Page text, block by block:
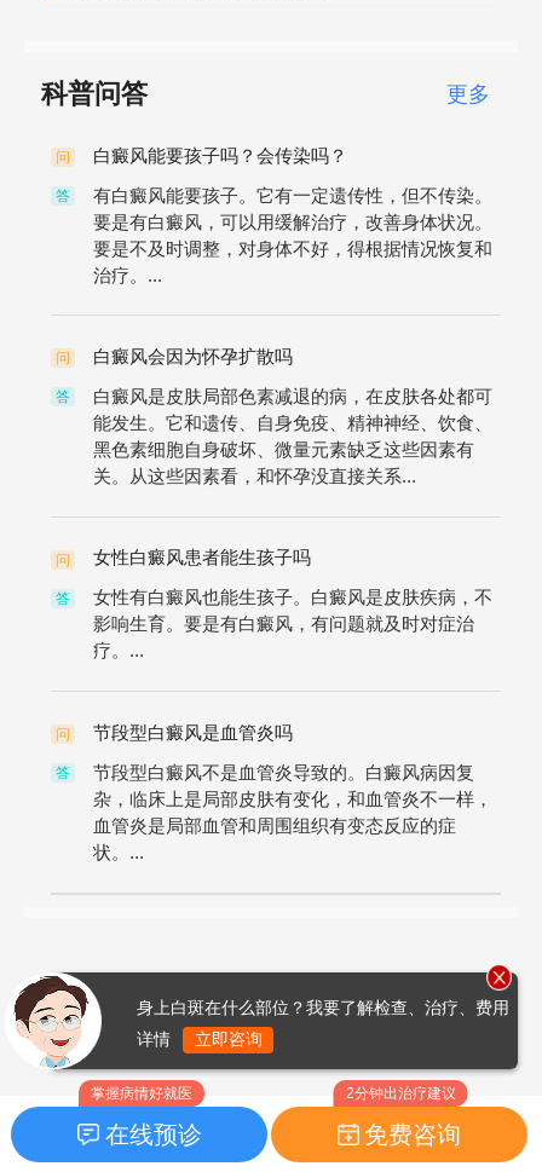
科普问答 更多
问 白癜风能要孩子吗？会传染吗？
答
有白癜风能要孩子。它有一定遗传性，但不传染。
要是有白癜风，可以用缓解治疗，改善身体状况。
要是不及时调整，对身体不好，得根据情况恢复和
治疗。...
问 白癜风会因为怀孕扩散吗
答
白癜风是皮肤局部色素减退的病，在皮肤各处都可
能发生。它和遗传、自身免疫、精神神经、饮食、
黑色素细胞自身破坏、微量元素缺乏这些因素有
关。从这些因素看，和怀孕没直接关系...
问 女性白癜风患者能生孩子吗
答
女性有白癜风也能生孩子。白癜风是皮肤疾病，不
影响生育。要是有白癜风，有问题就及时对症治
疗。...
问 节段型白癜风是血管炎吗
答
节段型白癜风不是血管炎导致的。白癜风病因复
杂，临床上是局部皮肤有变化，和血管炎不一样，
血管炎是局部血管和周围组织有变态反应的症
状。...
掌握病情好就医
在线预诊
2分钟出治疗建议
免费咨询
身上白斑在什么部位？我要了解检查、治疗、费用
详情
立即咨询